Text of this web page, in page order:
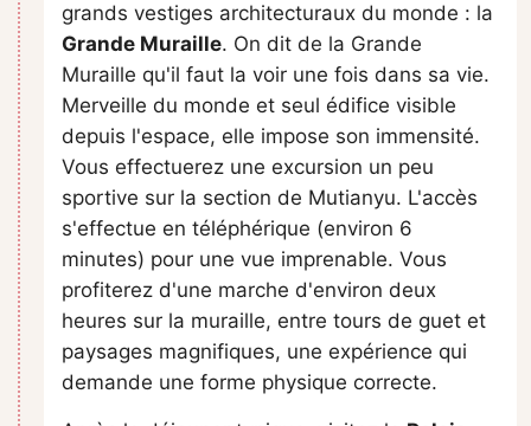
grands vestiges architecturaux du monde : la
Grande Muraille. On dit de la Grande
Muraille qu'il faut la voir une fois dans sa vie.
Merveille du monde et seul édifice visible
depuis l'espace, elle impose son immensité.
Vous effectuerez une excursion un peu
sportive sur la section de Mutianyu. L'accès
s'effectue en téléphérique (environ 6
minutes) pour une vue imprenable. Vous
profiterez d'une marche d'environ deux
heures sur la muraille, entre tours de guet et
paysages magnifiques, une expérience qui
demande une forme physique correcte.